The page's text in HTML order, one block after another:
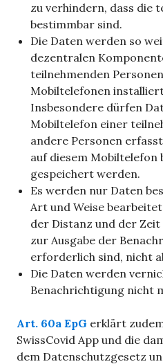
zu verhindern, dass die
bestimmbar sind.
Die Daten werden so
dezentralen
teilnehmenden
Mobiltelefonen
Insbesondere dürfen
Mobiltelefon einer
andere Personen
auf diesem Mobiltelefon
gespeichert werden.
Es werden nur Daten
Art und Weise
der Distanz und der
zur Ausgabe der
erforderlich sind, nicht
Die Daten werden
Benachrichtigung nicht
Art. 60a EpG erklärt
SwissCovid App und die
dem Datenschutzgesetz